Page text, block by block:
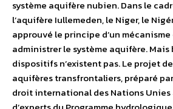
système aquifère nubien. Dans le
l’aquifère Iullemeden, le Niger, le
approuvé le principe d’un
administrer le système aquifère.
dispositifs n’existent pas. Le projet
aquifères transfrontaliers, préparé
droit international des Nations Unies